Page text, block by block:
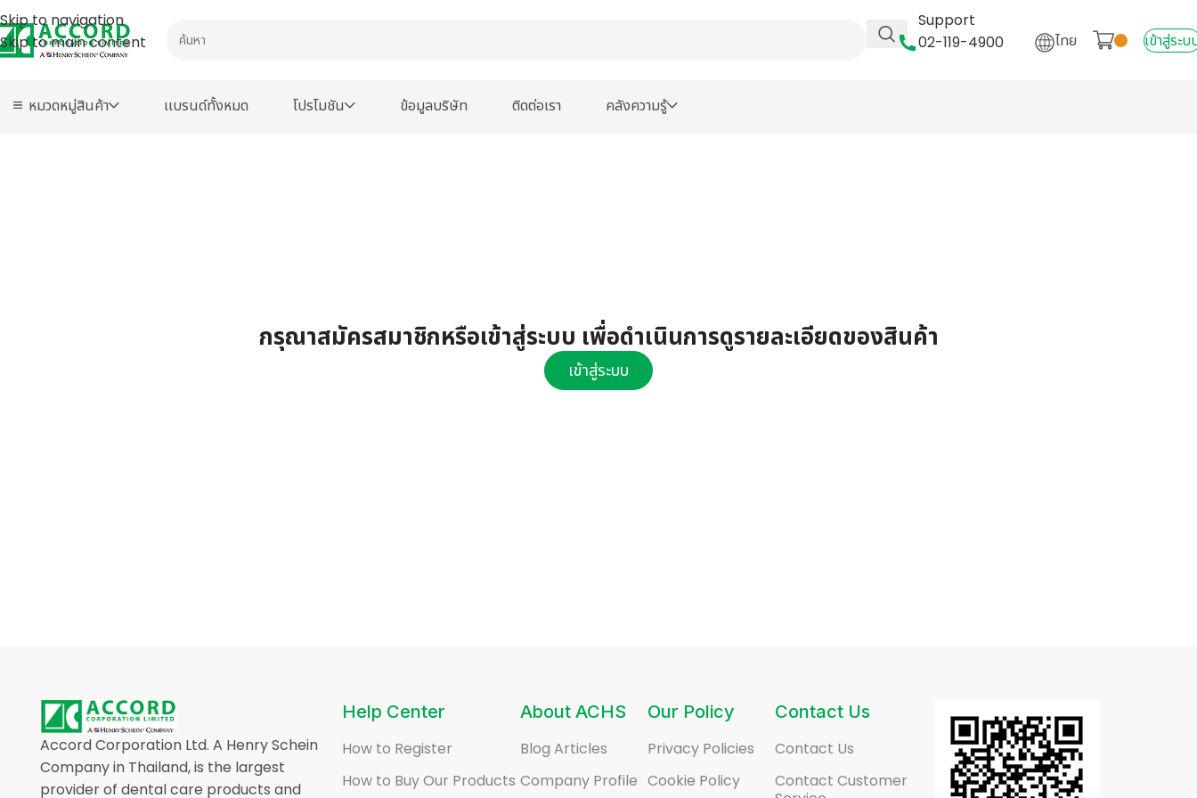
Skip to navigation
Skip to main content
Support
02-119-4900
ไทย เข้าสู่ระบ
หมวดหมู่สินค้า เเบรนด์ทั้งหมด โปรโมชัน ข้อมูลบริษัท ติดต่อเรา คลังความรู้
กรุณาสมัครสมาชิกหรือเข้าสู่ระบบ เพื่อดำเนินการดูรายละเอียดของสินค้า
เข้าสู่ระบบ
Accord Corporation Ltd. A Henry Schein
Company in Thailand, is the largest
provider of dental care products and
Help Center
How to Register
How to Buy Our Products
About ACHS
Blog Articles
Company Profile
Our Policy
Privacy Policies
Cookie Policy
Contact Us
Contact Us
Contact Customer